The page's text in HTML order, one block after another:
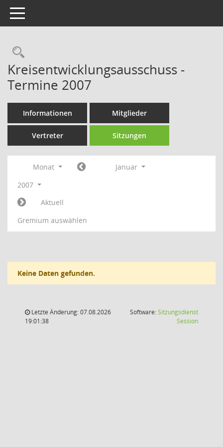
Toggle navigation
Rechercheauswahl
Kreisentwicklungsausschuss -
Termine 2007
Informationen Mitglieder
Vertreter Sitzungen
Monat
Januar
2007
Aktuell
Gremium auswählen
Keine Daten gefunden.
Letzte Änderung: 07.08.2026
19:01:38
Software:Sitzungsdienst
Session(Wird in